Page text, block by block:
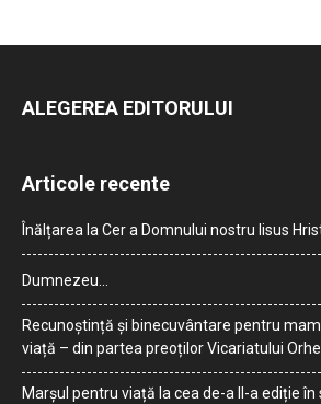
ALEGEREA EDITORULUI
Articole recente
Înălțarea la Cer a Domnului nostru Iisus
Dumnezeu…
Recunoștință și binecuvântare pentru
viață – din partea preoților Vicariatului
Marșul pentru viață la cea de-a II-a ediție în